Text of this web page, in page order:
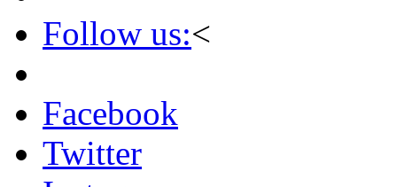
Follow us:<
Facebook
Twitter